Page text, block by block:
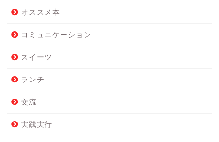
オススメ本
コミュニケーション
スイーツ
ランチ
交流
実践実行